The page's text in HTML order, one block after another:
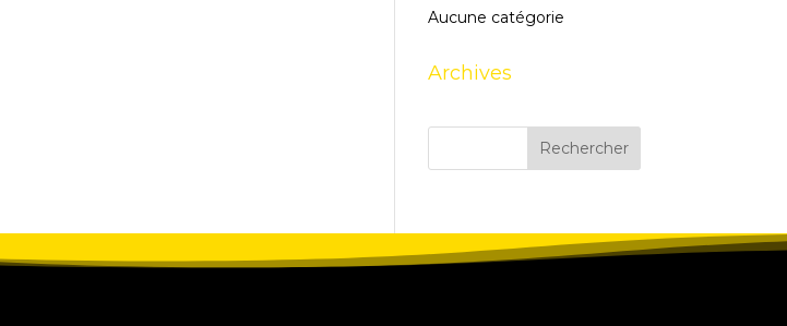
Aucune catégorie
Archives